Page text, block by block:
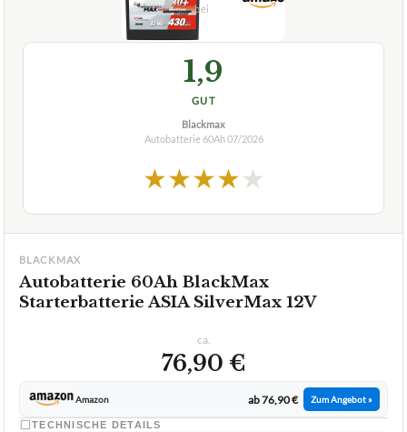
1,9
GUT
Blackmax
Autobatterie 60Ah07/2026
★★★★★
BLACKMAX
Autobatterie 60Ah BlackMax
Starterbatterie ASIA SilverMax 12V
ca.
76,90 €
Amazon ab 76,90 € Zum Angebot »
TECHNISCHE DETAILS